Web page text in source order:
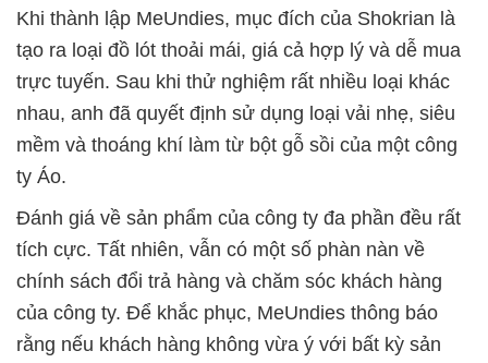
Khi thành lập MeUndies, mục đích của Shokrian là
tạo ra loại đồ lót thoải mái, giá cả hợp lý và dễ mua
trực tuyến. Sau khi thử nghiệm rất nhiều loại khác
nhau, anh đã quyết định sử dụng loại vải nhẹ, siêu
mềm và thoáng khí làm từ bột gỗ sồi của một công
ty Áo.
Đánh giá về sản phẩm của công ty đa phần đều rất
tích cực. Tất nhiên, vẫn có một số phàn nàn về
chính sách đổi trả hàng và chăm sóc khách hàng
của công ty. Để khắc phục, MeUndies thông báo
rằng nếu khách hàng không vừa ý với bất kỳ sản